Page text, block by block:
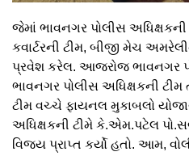
જેમાં ભાવનગર પોલીસ
કવાર્ટરની ટીમ, બીજી મેચ
પ્રવેશ કરેલ. આજરોજ ભાવનગર
ભાવનગર પોલીસ અધિક્ષકની ટીમ
ટીમ વચ્ચે ફાયનલ મુકાબલો
અધિક્ષકની ટીમે કે.એમ.પટેલ
વિજય પ્રાપ્ત કર્યો હતો. આમ,